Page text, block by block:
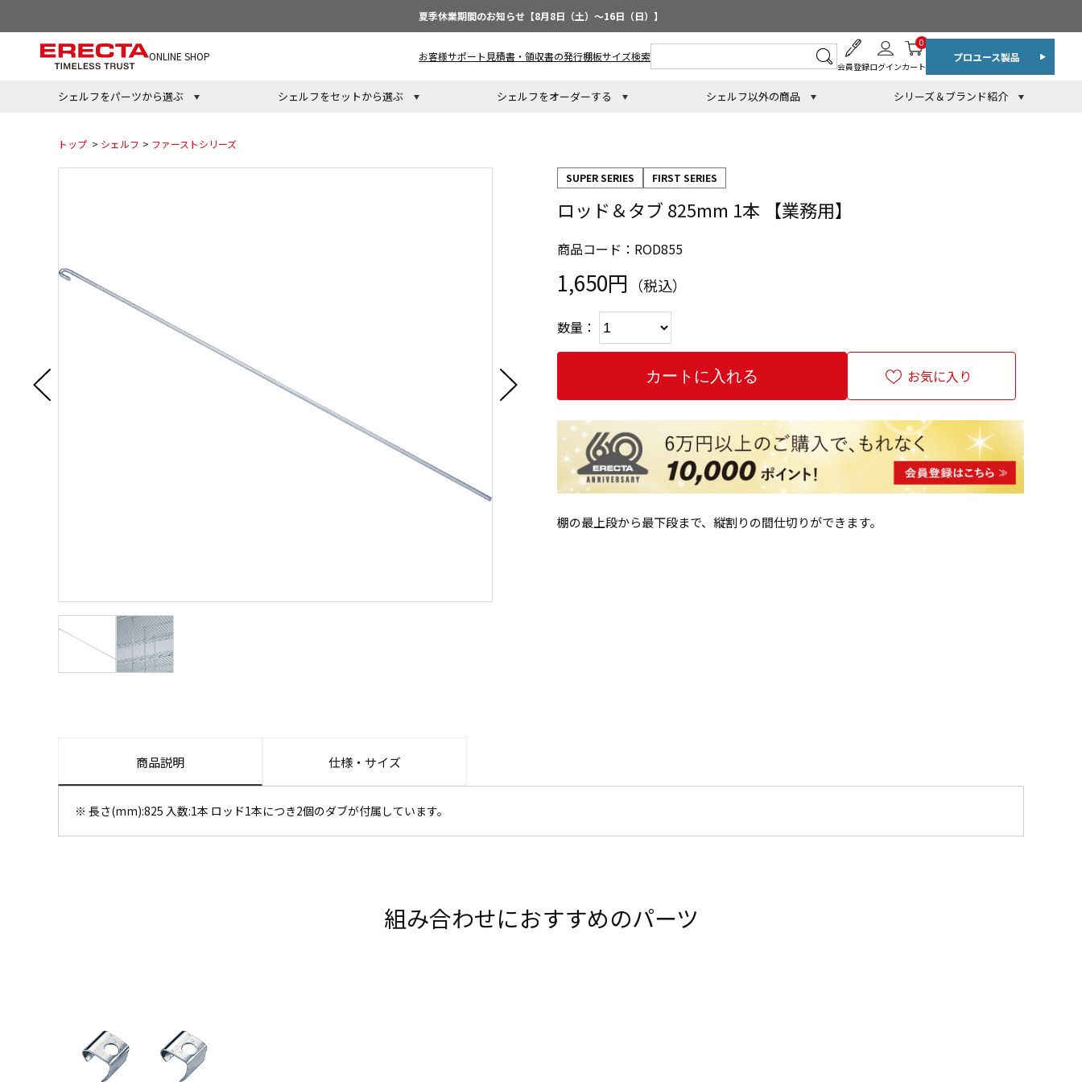
夏季休業期間のお知らせ【8月8日（土）～16日（日）】
ONLINE SHOP お客様サポート 見積書・領収書の発行棚板サイズ検索
会員登録ログインカート
0
プロユース製品
シェルフをパーツから選ぶ シェルフをセットから選ぶ シェルフをオーダーする シェルフ以外の商品 シリーズ＆ブランド紹介
トップ > シェルフ > ファーストシリーズ
SUPER SERIES FIRST SERIES
ロッド＆タブ 825mm 1本 【業務用】
商品コード：ROD855
1,650円 （税込）
数量：
お気に入り
棚の最上段から最下段まで、縦割りの間仕切りができます。
商品説明 仕様・サイズ
※ 長さ(mm):825 入数:1本 ロッド1本につき2個のダブが付属しています。
組み合わせにおすすめのパーツ